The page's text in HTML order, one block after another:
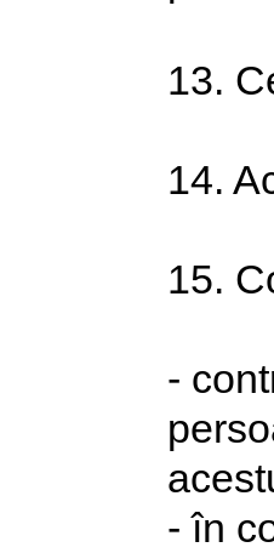
13.
14.
15.
-
- în